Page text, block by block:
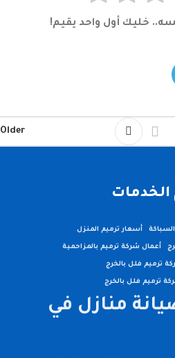
خليك أول واحد يقيم!
Older
الخدمات
أسعار ترميم المنزل
أعمال شركة ترميم بالمزاحمية
ترميم فلل بالخرج
ترميم فلل بالخرج
منازل في